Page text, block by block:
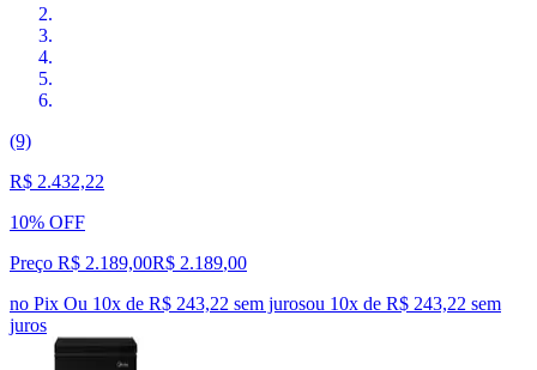
(9)
R$ 2.432,22
10% OFF
Preço R$ 2.189,00R$ 2.189,00
no Pix Ou 10x de R$ 243,22 sem jurosou 10x de R$ 243,22 sem
juros